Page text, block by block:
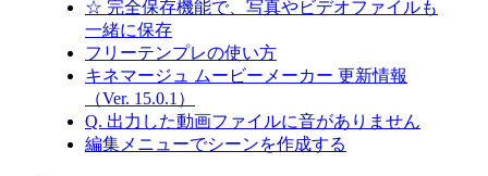
☆ 完全保存機能で、写真やビデオファイルも
一緒に保存
フリーテンプレの使い方
キネマージュ ムービーメーカー 更新情報
（Ver. 15.0.1）
Q. 出力した動画ファイルに音がありません
編集メニューでシーンを作成する